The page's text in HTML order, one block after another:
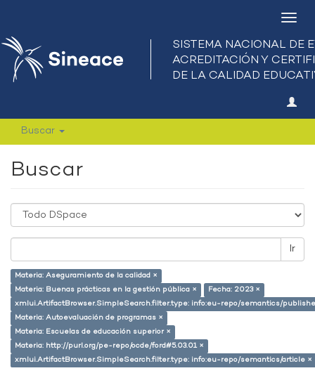
Buscar
Buscar
Ir
Materia: Aseguramiento de la calidad ×
Materia: Buenas prácticas en la gestión pública ×
Fecha: 2023 ×
xmlui.ArtifactBrowser.SimpleSearch.filter.type: info:eu-repo/semantics/
Materia: Autoevaluación de programas ×
Materia: Escuelas de educación superior ×
Materia: http://purl.org/pe-repo/ocde/ford#5.03.01 ×
xmlui.ArtifactBrowser.SimpleSearch.filter.type: info:eu-repo/semantics/article ×